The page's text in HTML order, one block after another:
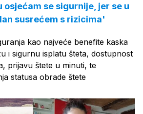
osjećam se sigurnije, jer se u
susrećem s rizicima'
kao najveće benefite kaska
i sigurnu isplatu šteta, dostupnost
prijavu štete u minuti, te
statusa obrade štete